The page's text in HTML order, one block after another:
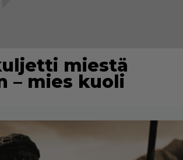
miestä
– mies kuoli